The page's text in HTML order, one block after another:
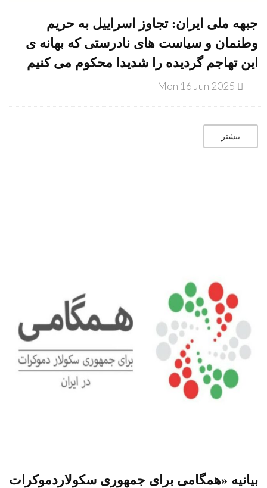
جبهه ملی ایران: تجاوز اسراییل به حریم
وطنمان و سیاست های نادرستی که بهانه ی
این تهاجم گردیده را شدیدا محکوم می کنیم
Mon 16 Jun 2025
بیشتر
بیانیه «همگامی برای جمهوری سکولاردموکرات